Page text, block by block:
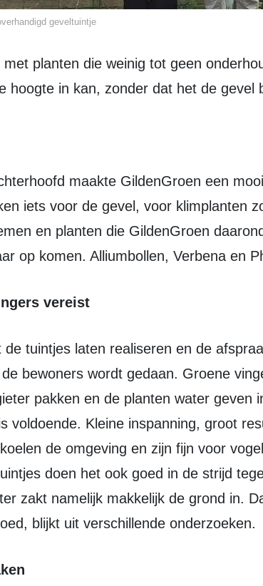
geveltuintje
hoogte in kan, zonder dat het de gevel
iets voor de gevel, voor klimplanten
en planten die GildenGroen
op komen. Alliumbollen, Verbena en
vereist
bewoners wordt gedaan. Groene
pakken en de planten water geven
voldoende. Kleine inspanning, groot
de omgeving en zijn fijn voor
doen het ook goed in de strijd
zakt namelijk makkelijk de grond in.
blijkt uit verschillende onderzoeken.